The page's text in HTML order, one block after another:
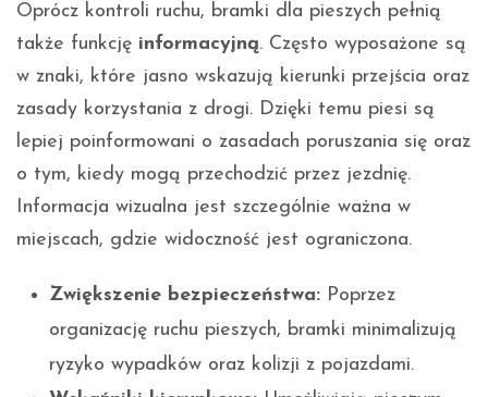
Oprócz kontroli ruchu, bramki dla pieszych pełnią
także funkcję informacyjną. Często wyposażone są
w znaki, które jasno wskazują kierunki przejścia oraz
zasady korzystania z drogi. Dzięki temu piesi są
lepiej poinformowani o zasadach poruszania się oraz
o tym, kiedy mogą przechodzić przez jezdnię.
Informacja wizualna jest szczególnie ważna w
miejscach, gdzie widoczność jest ograniczona.
Zwiększenie bezpieczeństwa: Poprzez
organizację ruchu pieszych, bramki minimalizują
ryzyko wypadków oraz kolizji z pojazdami.